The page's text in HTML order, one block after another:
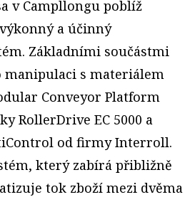
v Campllongu poblíž
a účinný
Základními součástmi
manipulaci s materiálem
Conveyor Platform
RollerDrive EC 5000 a
od firmy Interroll.
který zabírá přibližně
tok zboží mezi dvěma